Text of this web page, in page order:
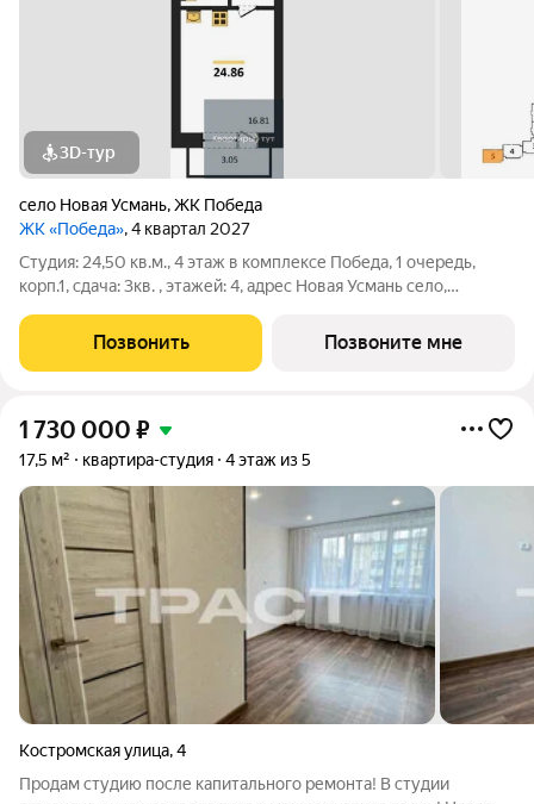
3D-тур
село Новая Усмань,ЖК Победа
ЖК «Победа», 4 квартал 2027
Студия: 24,50 кв.м., 4 этаж в комплексе Победа, 1 очередь,
корп.1, сдача: 3кв. , этажей: 4, адрес Новая Усмань село,
современный и комфортный жилой комплекс, который
сочетает в себе все
Позвонить Позвоните мне
1 730 000 ₽
17,5 м² квартира-студия 4 этаж из 5
Костромская улица,4
Продам студию после капитального ремонта! В студии